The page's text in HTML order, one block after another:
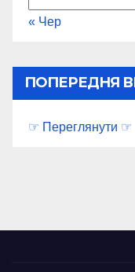
« Чер
ПОПЕРЕДНЯ
☞ Переглянути ☞